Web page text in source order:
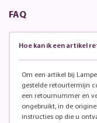
FAQ
Hoe kan ik een artikel
Om een artikel bij
gestelde retourtermijn
een retournummer en
ongebruikt, in de
instructies op die u